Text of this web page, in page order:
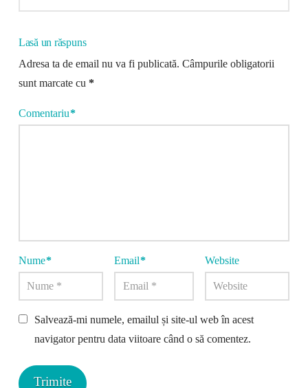
Lasă un răspuns
Adresa ta de email nu va fi publicată. Câmpurile obligatorii
sunt marcate cu *
Comentariu*
Nume* Email* Website
Salvează-mi numele, emailul și site-ul web în acest
navigator pentru data viitoare când o să comentez.